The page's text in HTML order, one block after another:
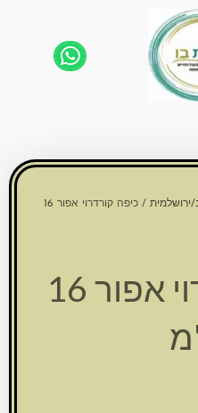
ירושלמית
/ כיפה קורדרוי אפור 16
כיפה קורדרוי אפור 16